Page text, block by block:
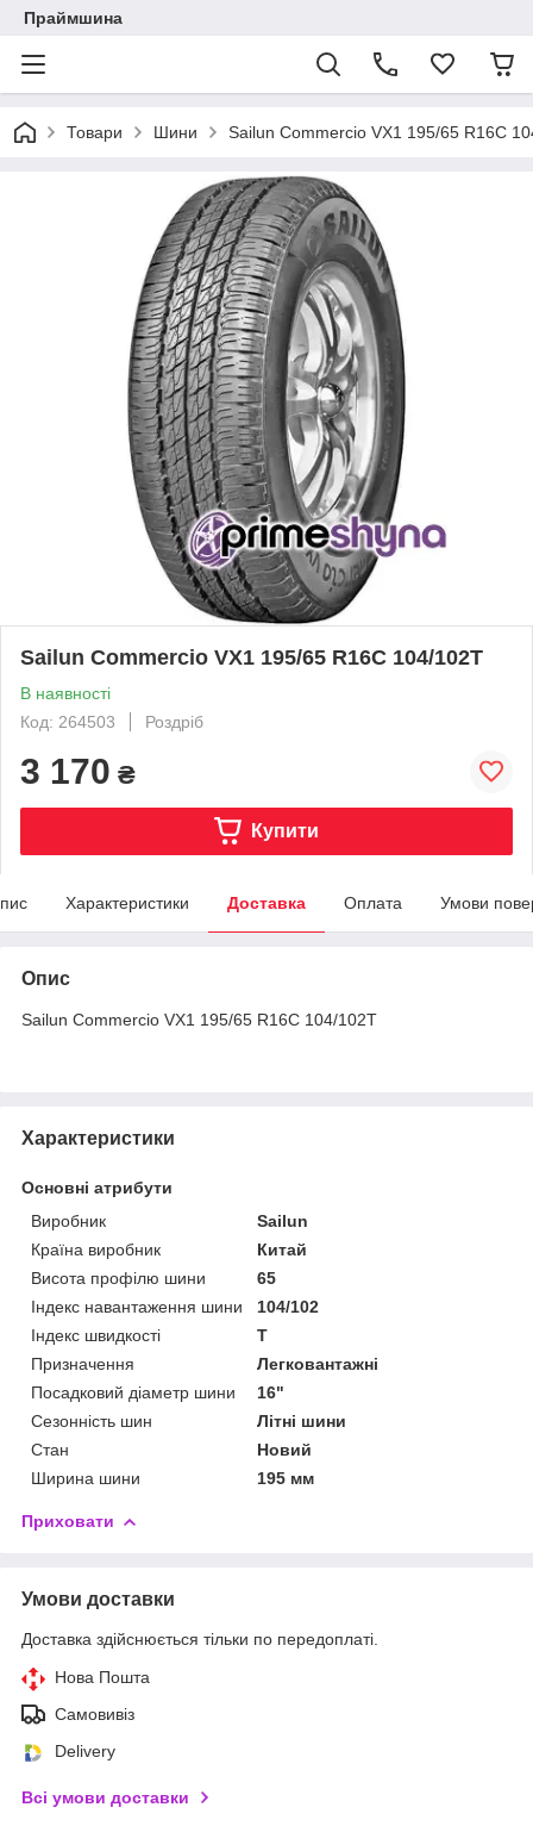
Праймшина
Товари Шини Sailun Commercio VX1 195/65 R16C
Sailun Commercio VX1 195/65 R16C 104/102T
В наявності
Код: 264503
Роздріб
3 170 ₴
Купити
Характеристики Доставка Оплата Умови
Опис
Sailun Commercio VX1 195/65 R16C 104/102T
Характеристики
Основні атрибути
Виробник
Sailun
Країна виробник
Китай
Висота профілю шини
65
Індекс навантаження шини
104/102
Індекс швидкості
T
Призначення
Легковантажні
Посадковий діаметр шини
16"
Сезонність шин
Літні шини
Стан
Новий
Ширина шини
195 мм
Приховати
Умови доставки
Доставка здійснюється тільки по передоплаті.
Нова Пошта
Самовивіз
Delivery
Всі умови доставки